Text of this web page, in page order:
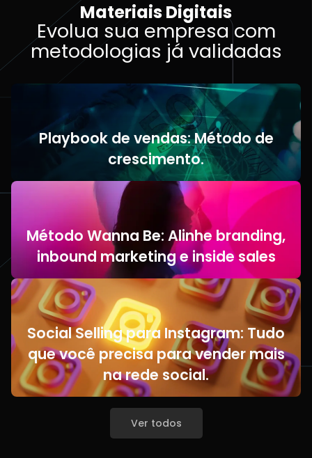
Materiais Digitais
Evolua sua empresa com
metodologias já validadas
Playbook de vendas: Método de
crescimento.
Método Wanna Be: Alinhe branding,
inbound marketing e inside sales
Social Selling para Instagram: Tudo
que você precisa para vender mais
na rede social.
Ver todos